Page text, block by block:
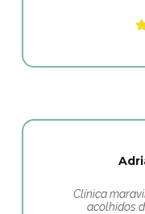
Clínica
acolhidos